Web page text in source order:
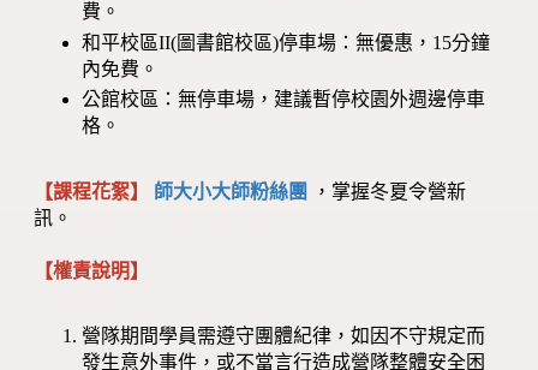
費。
和平校區II(圖書館校區)停車場：無優惠，15分鐘
內免費。
公館校區：無停車場，建議暫停校園外週邊停車
格。
【課程花絮】 師大小大師粉絲團
，掌握冬夏令營新
訊。
【權責說明】
營隊期間學員需遵守團體紀律，如因不守規定而
發生意外事件，或不當言行造成營隊整體安全困